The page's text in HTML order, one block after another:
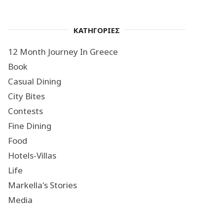
ΚΑΤΗΓΟΡΙΕΣ
12 Month Journey In Greece
Book
Casual Dining
City Bites
Contests
Fine Dining
Food
Hotels-Villas
Life
Markella's Stories
Media